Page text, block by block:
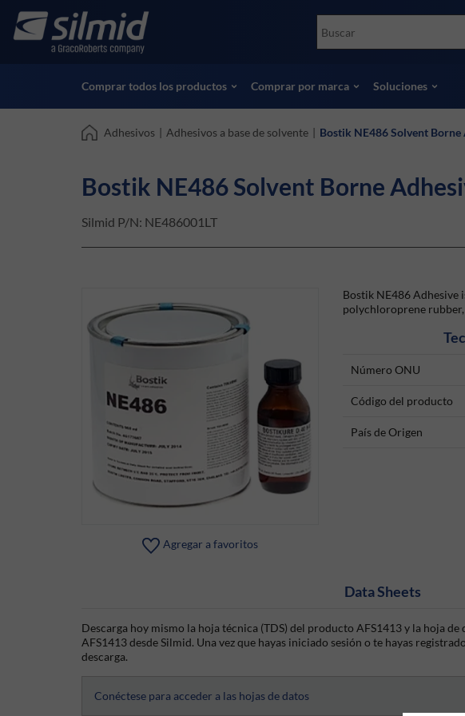
main
Accessories
Ensayos no destructivos (NDT)
Ver todos los productos
Socomore
Comprar todos los productos Comprar por marca Soluciones
Adhesivos | Adhesivos a base de solvente | Bostik NE486 Solvent
Bostik NE486 Solvent Borne
Silmid P/N: NE486001LT
Agregar a favoritos
Bostik NE486 Adhesive
polychloroprene
Número ONU
Código del producto
País de Origen
Data Sheets
Descarga hoy mismo la hoja técnica (TDS) del producto AFS1413 y la hoja de
AFS1413 desde Silmid. Una vez que hayas iniciado sesión o te hayas
descarga.
Conéctese para acceder a las hojas de datos